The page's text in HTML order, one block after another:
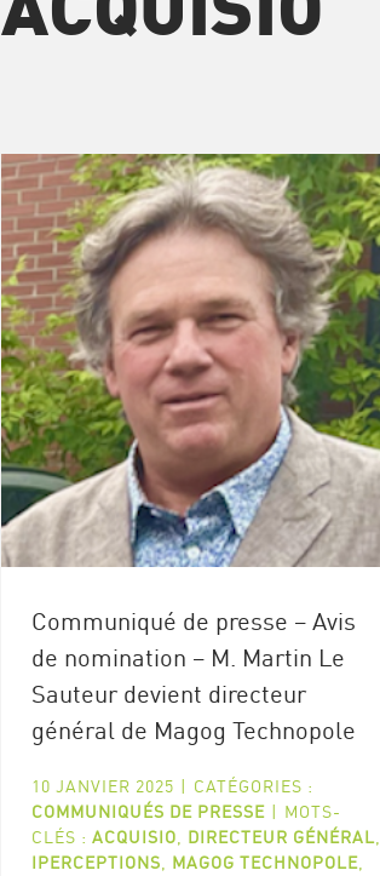
Communiqué de presse – Avis
de nomination – M. Martin Le
Sauteur devient directeur
général de Magog Technopole
10 JANVIER 2025 | CATÉGORIES :
COMMUNIQUÉS DE PRESSE | MOTS-
CLÉS : ACQUISIO DIRECTEUR GÉNÉRAL
IPERCEPTIONS
MAGOG TECHNOPOLE,